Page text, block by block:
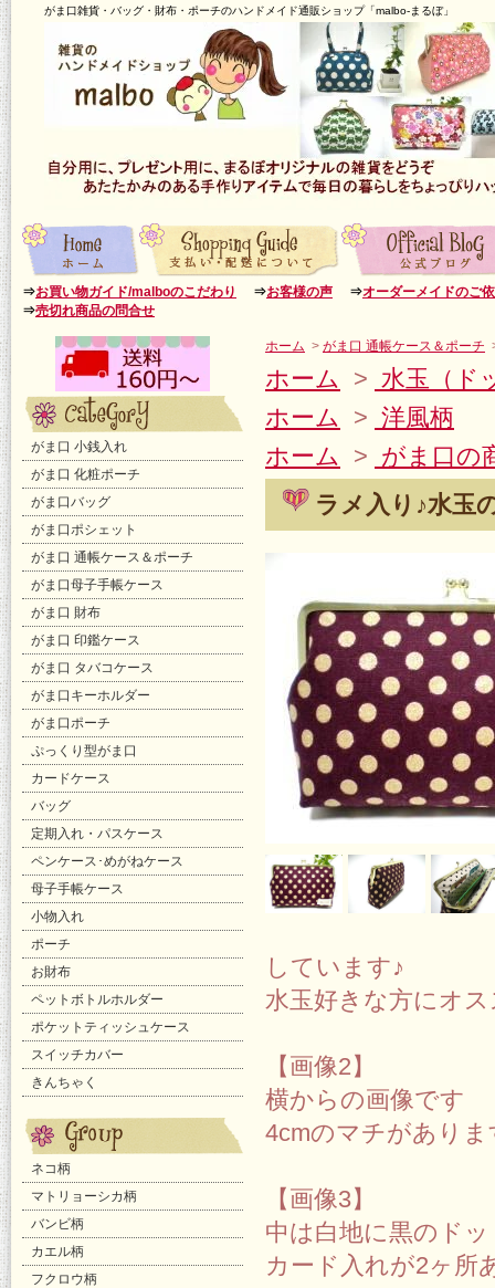
がま口雑貨・バッグ・財布・ポーチのハンドメイド通販ショップ「malbo-まるぼ」
⇒お買い物ガイド/malboのこだわり ⇒お客様の声 ⇒オーダーメイドのご
⇒売切れ商品の問合せ
がま口 小銭入れ
がま口 化粧ポーチ
がま口バッグ
がま口ポシェット
がま口 通帳ケース＆ポーチ
がま口母子手帳ケース
がま口 財布
がま口 印鑑ケース
がま口 タバコケース
がま口キーホルダー
がま口ポーチ
ぷっくり型がま口
カードケース
バッグ
定期入れ・パスケース
ペンケース･めがねケース
母子手帳ケース
小物入れ
ポーチ
お財布
ペットボトルホルダー
ポケットティッシュケース
スイッチカバー
きんちゃく
ネコ柄
マトリョーシカ柄
バンビ柄
カエル柄
フクロウ柄
ホーム > がま口 通帳ケース＆ポーチ
ホーム > 水玉（ド
ホーム > 洋風柄
ホーム > がま口の
ラメ入り♪水玉
しています♪
水玉好きな方にオ
【画像2】
横からの画像です
4cmのマチがあり
【画像3】
中は白地に黒のド
カード入れが2ヶ所